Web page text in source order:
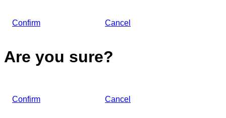
Confirm Cancel
Are you sure?
Confirm Cancel